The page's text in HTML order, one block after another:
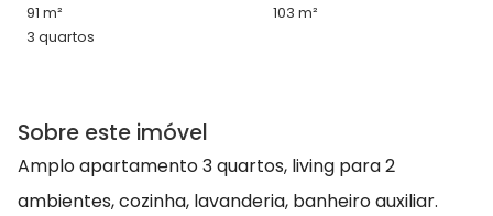
91 m²
103 m²
3 quartos
Sobre este imóvel
Amplo apartamento 3 quartos, living para 2
ambientes, cozinha, lavanderia, banheiro auxiliar.